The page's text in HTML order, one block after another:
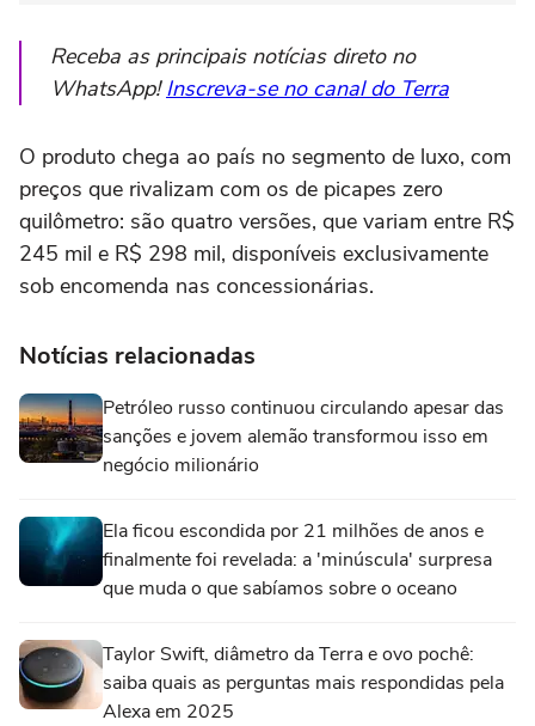
Receba as principais notícias direto no
WhatsApp!Inscreva-se no canal do Terra
O produto chega ao país no segmento de luxo, com
preços que rivalizam com os de picapes zero
quilômetro: são quatro versões, que variam entre R$
245 mil e R$ 298 mil, disponíveis exclusivamente
sob encomenda nas concessionárias.
Notícias relacionadas
Petróleo russo continuou circulando apesar das
sanções e jovem alemão transformou isso em
negócio milionário
Ela ficou escondida por 21 milhões de anos e
finalmente foi revelada: a 'minúscula' surpresa
que muda o que sabíamos sobre o oceano
Taylor Swift, diâmetro da Terra e ovo pochê:
saiba quais as perguntas mais respondidas pela
Alexa em 2025